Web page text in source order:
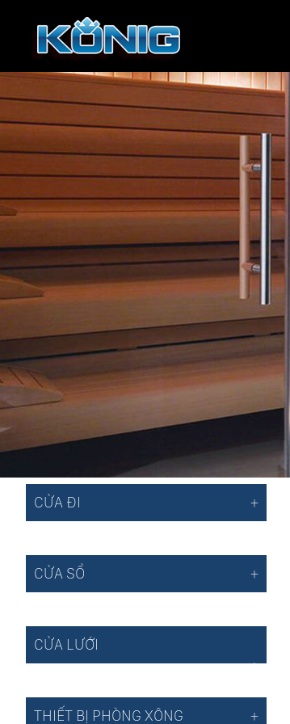
CỬA ĐI
CỬA SỔ
CỬA LƯỚI
THIẾT BỊ PHÒNG XÔNG